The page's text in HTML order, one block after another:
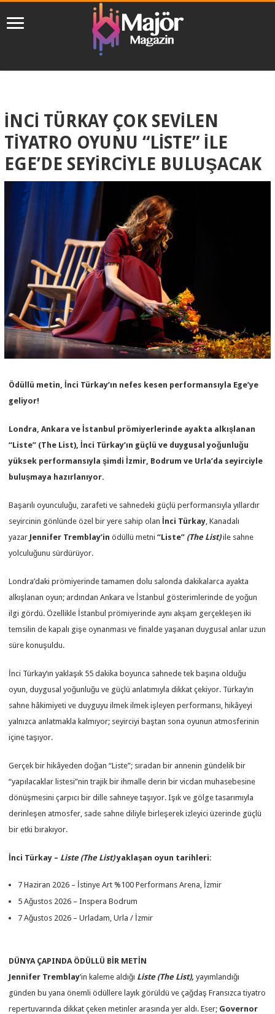
İNCİ TÜRKAY ÇOK SEVİLEN
TİYATRO OYUNU “LİSTE” İLE
EGE’DE SEYİRCİYLE BULUŞACAK
Ödüllü metin, İnci Türkay’ın nefes kesen performansıyla Ege’ye
geliyor!
Londra, Ankara ve İstanbul prömiyerlerinde ayakta alkışlanan
“Liste” (The List), İnci Türkay’ın güçlü ve duygusal yoğunluğu
yüksek performansıyla şimdi İzmir, Bodrum ve Urla’da seyirciyle
buluşmaya hazırlanıyor.
Başarılı oyunculuğu, zarafeti ve sahnedeki güçlü performansıyla yıllardır
seyircinin gönlünde özel bir yere sahip olanİnci Türkay , Kanadalı
yazar Jennifer Tremblay’in ödüllü metni“Liste” (The List) ile sahne
yolculuğunu sürdürüyor.
Londra’daki prömiyerinde tamamen dolu salonda dakikalarca ayakta
alkışlanan oyun; ardından Ankara ve İstanbul gösterimlerinde de yoğun
ilgi gördü. Özellikle İstanbul prömiyerinde aynı akşam gerçekleşen iki
temsilin de kapalı gişe oynanması ve finalde yaşanan duygusal anlar uzun
süre konuşuldu.
İnci Türkay’ın yaklaşık 55 dakika boyunca sahnede tek başına olduğu
oyun, duygusal yoğunluğu ve güçlü anlatımıyla dikkat çekiyor. Türkay’ın
sahne hâkimiyeti ve duyguyu ilmek ilmek işleyen performansı, hikâyeyi
yalnızca anlatmakla kalmıyor; seyirciyi baştan sona oyunun atmosferinin
içine taşıyor.
Gerçek bir hikâyeden doğan “Liste”; sıradan bir annenin gündelik bir
“yapılacaklar listesi”nin trajik bir ihmalle derin bir vicdan muhasebesine
dönüşmesini çarpıcı bir dille sahneye taşıyor. Işık ve gölge tasarımıyla
derinleşen atmosfer, sade sahne diliyle birleşerek izleyici üzerinde güçlü
bir etki bırakıyor.
İnci Türkay – Liste (The List)yaklaşan oyun tarihleri:
7 Haziran 2026 – İstinye Art %100 Performans Arena, İzmir
5 Ağustos 2026 – Inspera Bodrum
7 Ağustos 2026 – Urladam, Urla / İzmir
DÜNYA ÇAPINDA ÖDÜLLÜ BİR METİN
Jennifer Tremblay’in kaleme aldığı Liste (The List), yayımlandığı
günden bu yana önemli ödüllere layık görüldü ve çağdaş Fransızca tiyatro
repertuvarında dikkat çeken metinler arasında yer aldı. Eser; Governor